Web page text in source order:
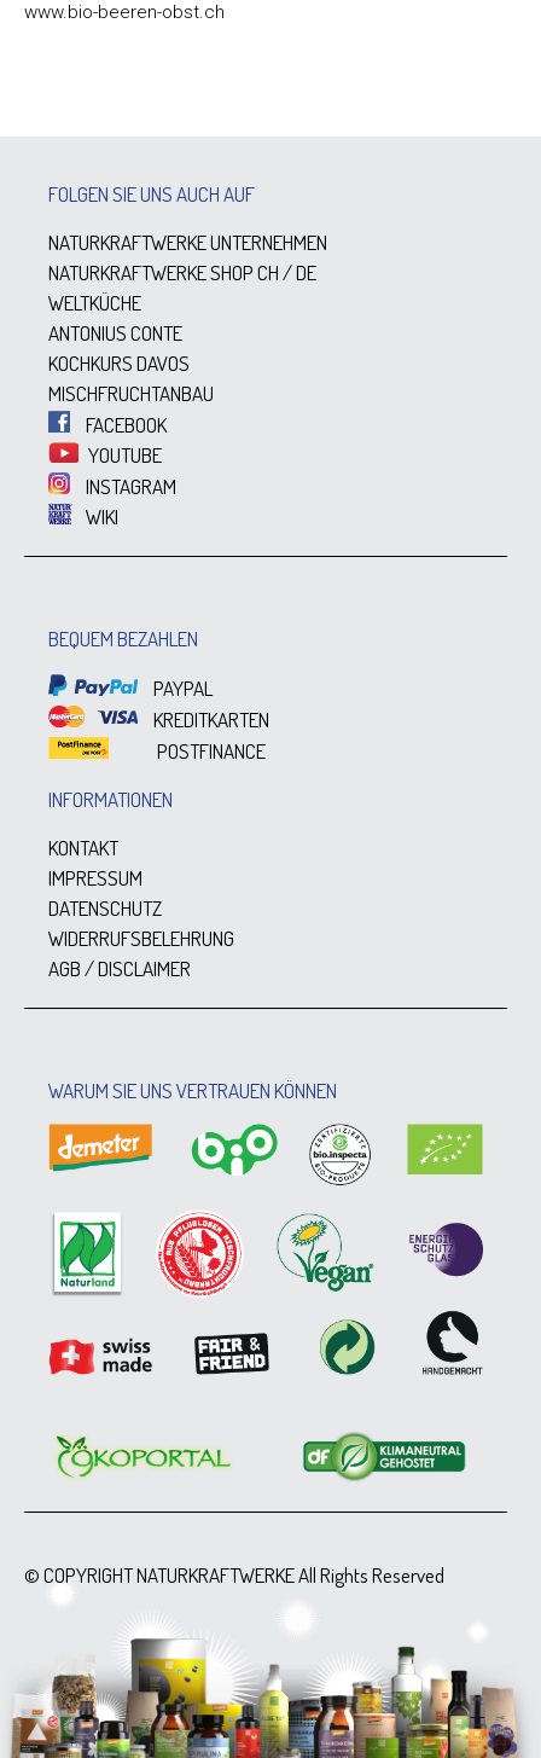
www.bio-beeren-obst.ch
FOLGEN SIE UNS AUCH AUF
NATURKRAFTWERKE UNTERNEHMEN
NATURKRAFTWERKE SHOPCH/DE
WELTKÜCHE
ANTONIUS CONTE
KOCHKURS DAVOS
MISCHFRUCHTANBAU
FACEBOOK
YOUTUBE
INSTAGRAM
WIKI
BEQUEM BEZAHLEN
PAYPAL
KREDITKARTEN
POSTFINANCE
INFORMATIONEN
KONTAKT
IMPRESSUM
DATENSCHUTZ
WIDERRUFSBELEHRUNG
AGB / DISCLAIMER
WARUM SIE UNS VERTRAUEN KÖNNEN
© COPYRIGHT NATURKRAFTWERKE All Rights Reserved